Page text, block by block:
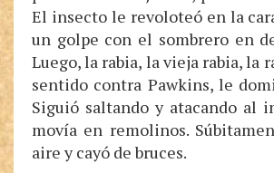
El insecto le revoloteó en la
un golpe con el sombrero en
Luego, la rabia, la vieja rabia, la
sentido contra Pawkins, le
Siguió saltando y atacando al
movía en remolinos.
aire y cayó de bruces.